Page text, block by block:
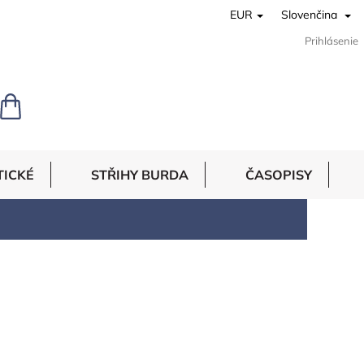
EUR Slovenčina
Prihlásenie
NÁKUPNÝ
KOŠÍK
STŘIHY BURDA ČASOPISY